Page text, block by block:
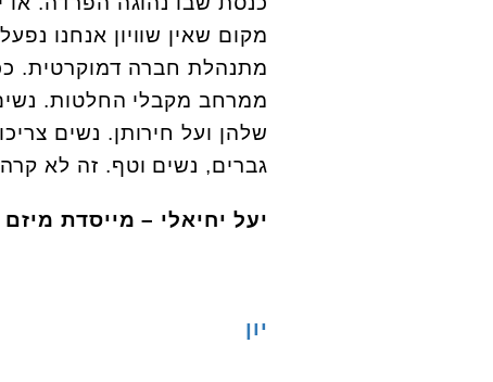
מקום שאין שוויון אנחנו
מתנהלת חברה דמוקרטית.
ממרחב מקבלי החלטות.
שלהן ועל חירותן. נשים
גברים, נשים וטף. זה לא קרה 74 שנה, אבל זו המשמרת שלנו לתקן.
יעל יחיאלי – מייסדת מיזם
יון